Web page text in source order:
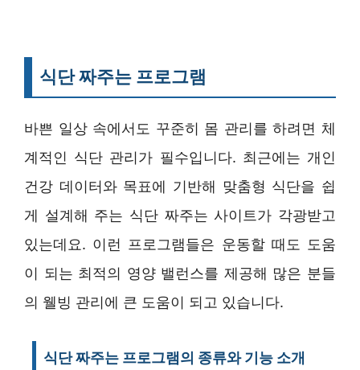
식단 짜주는 프로그램
바쁜 일상 속에서도 꾸준히 몸 관리를 하려면 체
계적인 식단 관리가 필수입니다. 최근에는 개인
건강 데이터와 목표에 기반해 맞춤형 식단을 쉽
게 설계해 주는 식단 짜주는 사이트가 각광받고
있는데요. 이런 프로그램들은 운동할 때도 도움
이 되는 최적의 영양 밸런스를 제공해 많은 분들
의 웰빙 관리에 큰 도움이 되고 있습니다.
식단 짜주는 프로그램의 종류와 기능 소개